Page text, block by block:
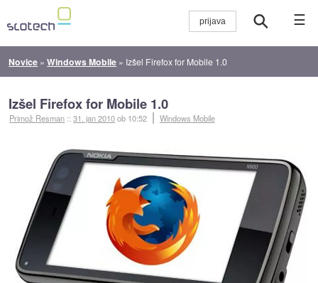
☰
Novice »Windows Mobile » Izšel Firefox for Mobile 1.0
Izšel Firefox for Mobile 1.0
Primož Resman ::31. jan 2010ob 10:52 Windows Mobile